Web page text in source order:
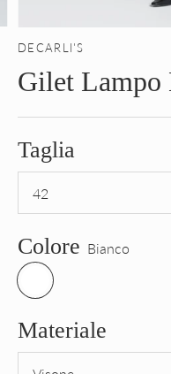
DECARLI'S
Gilet Lampo
Taglia
Colore Bianco
Materiale